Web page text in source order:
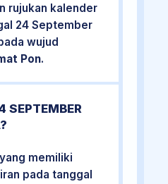
rujukan kalender
24 September
wujud
Pon.
SEPTEMBER
memiliki
pada tanggal